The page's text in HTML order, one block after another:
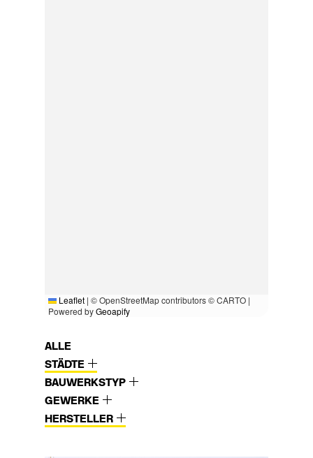
Leaflet | © OpenStreetMap contributors © CARTO |
Powered byGeoapify
ALLE
STÄDTE
BAUWERKSTYP
GEWERKE
HERSTELLER